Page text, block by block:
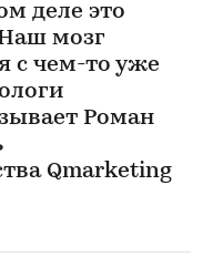
деле это
мозг
с чем-то уже
Роман
Qmarketing